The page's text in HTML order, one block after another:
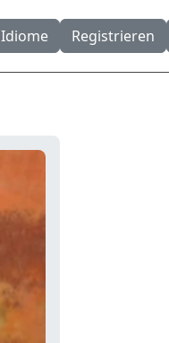
Idiome Registrieren